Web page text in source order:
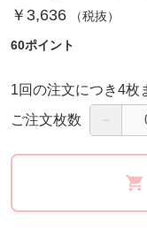
￥3,636（税抜）
60ポイント
1回の注文につき4枚
ご注文枚数 －